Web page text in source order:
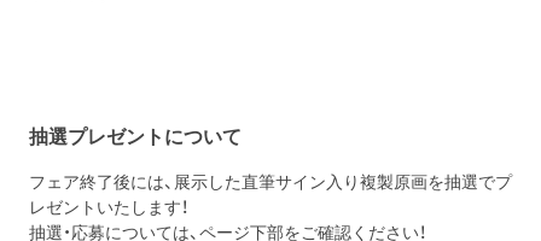
抽選プレゼントについて
フェア終了後には、展示した直筆サイン入り複製原画を抽選でプ
レゼントいたします！
抽選・応募については、ページ下部をご確認ください！